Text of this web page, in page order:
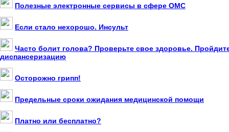
Полезные электронные сервисы в сфере ОМС
Если стало нехорошо. Инсульт
Часто болит голова? Проверьте свое здоровье.
диспансеризацию
Осторожно грипп!
Предельные сроки ожидания медицинской помощи
Платно или бесплатно?